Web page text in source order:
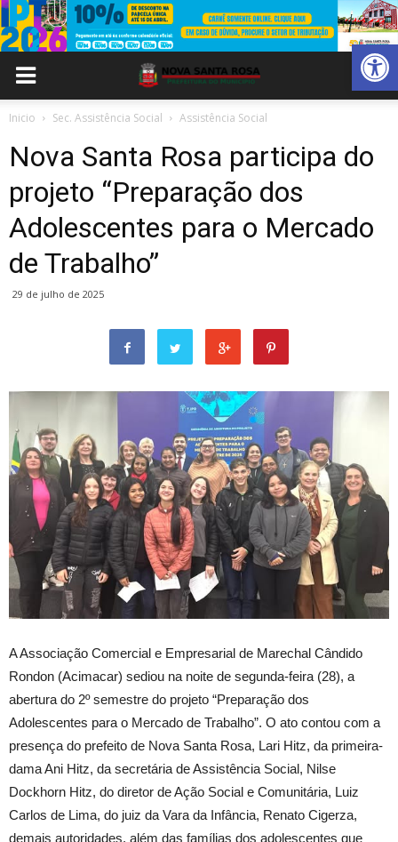
Abrir
Inicio Sec. Assistência Social Assistência Social
Nova Santa Rosa participa do
projeto “Preparação dos
Adolescentes para o Mercado
de Trabalho”
29 de julho de 2025
AAssociação Comercial e Empresarial de Marechal Cândido
Rondon (Acimacar) sediou na noite de segunda-feira (28), a
abertura do 2º semestre do projeto “Preparação dos
Adolescentes para o Mercado de Trabalho”. O ato contou com a
presença do prefeito de Nova Santa Rosa, Lari Hitz, da primeira-
dama Ani Hitz, da secretária de Assistência Social, Nilse
Dockhorn Hitz, do diretor de Ação Social e Comunitária, Luiz
Carlos de Lima, do juiz da Vara da Infância, Renato Cigerza,
demais autoridades, além das famílias dos adolescentes que